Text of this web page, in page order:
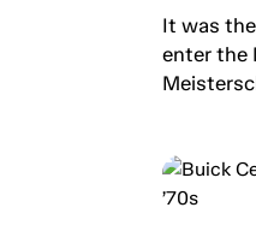
It was
enter the